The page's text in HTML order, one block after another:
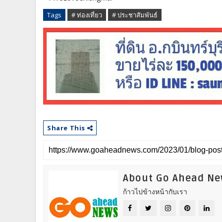
Tags # ท่องเที่ยว # ประชาสัมพันธ์
Share This
About Go Ahead
ก้าวไปข้างหน้ากับเรา